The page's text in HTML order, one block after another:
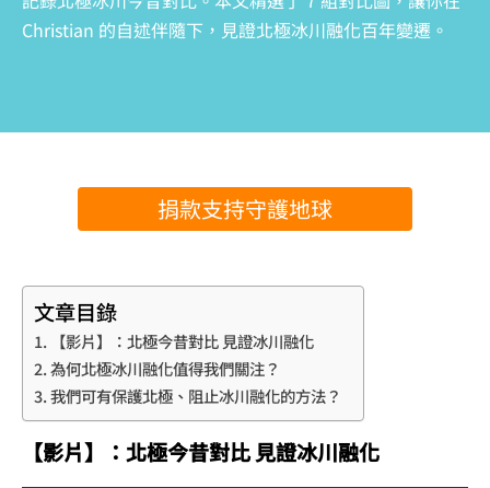
Christian 的自述伴隨下，見證北極冰川融化百年變遷。
捐款支持守護地球
文章目錄
【影片】：北極今昔對比 見證冰川融化
為何北極冰川融化值得我們關注？
我們可有保護北極、阻止冰川融化的方法？
【影片】：北極今昔對比 見證冰川融化